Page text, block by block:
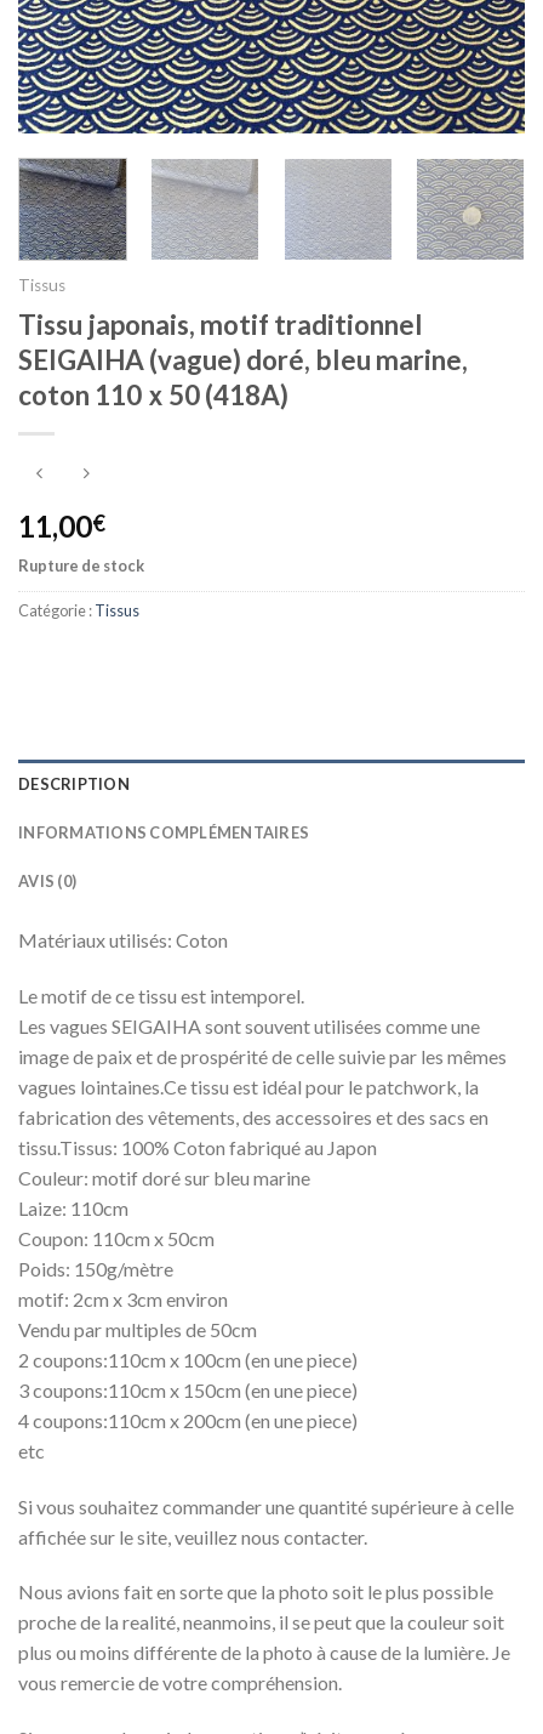
Tissus
Tissu japonais, motif traditionnel
SEIGAIHA (vague) doré, bleu marine,
coton 110ｘ50 (418A)
11,00€
Rupture de stock
Catégorie :Tissus
DESCRIPTION
INFORMATIONS COMPLÉMENTAIRES
AVIS (0)
Matériaux utilisés: Coton
Le motif de ce tissu est intemporel.
Les vagues SEIGAIHA sont souvent utilisées comme une
image de paix et de prospérité de celle suivie par les mêmes
vagues lointaines.Ce tissu est idéal pour le patchwork, la
fabrication des vêtements, des accessoires et des sacs en
tissu.Tissus: 100% Coton fabriqué au Japon
Couleur: motif doré sur bleu marine
Laize: 110cm
Coupon: 110cm x 50cm
Poids: 150g/mètre
motif: 2cm x 3cm environ
Vendu par multiples de 50cm
2 coupons:110cm x 100cm (en une piece)
3 coupons:110cm x 150cm (en une piece)
4 coupons:110cm x 200cm (en une piece)
etc
Si vous souhaitez commander une quantité supérieure à celle
affichée sur le site, veuillez nous contacter.
Nous avions fait en sorte que la photo soit le plus possible
proche de la realité, neanmoins, il se peut que la couleur soit
plus ou moins différente de la photo à cause de la lumière. Je
vous remercie de votre compréhension.